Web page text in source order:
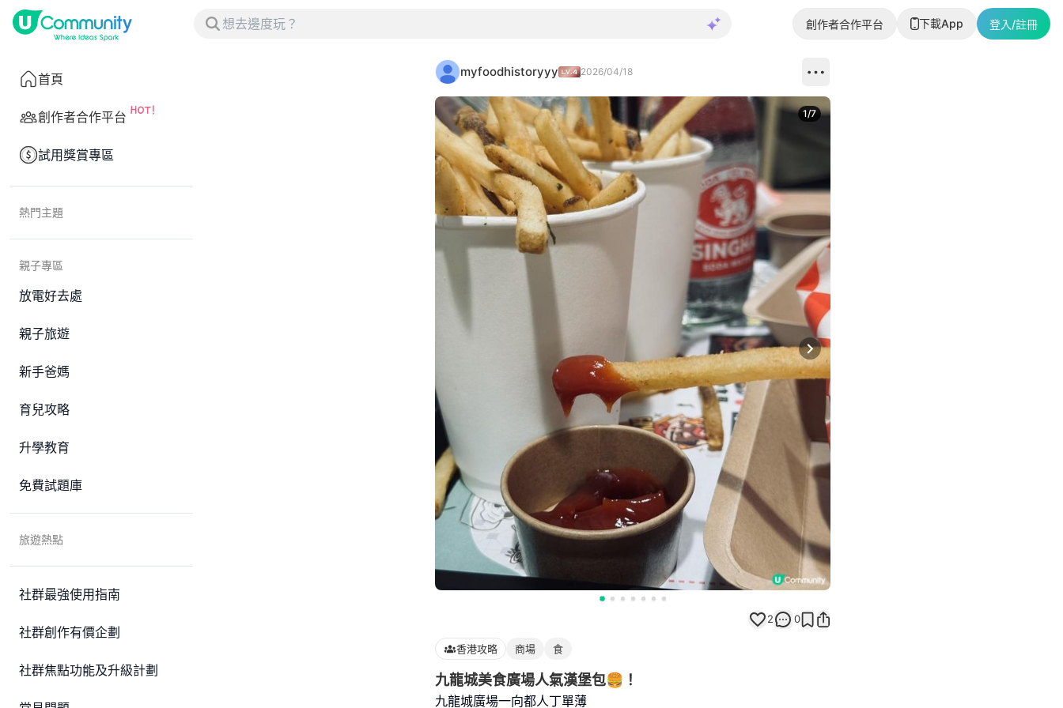
創作者合作平台 下載App 登入/註冊
首頁
創作者合作平台
試用獎賞專區
熱門主題
親子專區
放電好去處
親子旅遊
新手爸媽
育兒攻略
升學教育
免費試題庫
旅遊熱點
社群最強使用指南
社群創作有價企劃
社群焦點功能及升級計劃
myfoodhistoryyy 2026/04/18
Next slide
1/7
2 0
香港攻略 商場 食
九龍城美食廣場人氣漢堡包🍔！
九龍城廣場一向都人丁單薄